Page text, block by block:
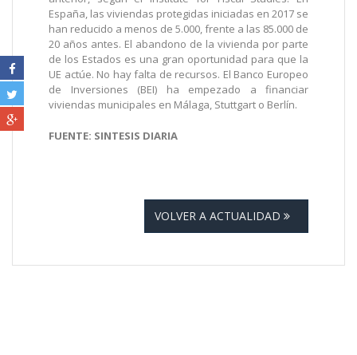
España, las viviendas protegidas iniciadas en 2017 se
han reducido a menos de 5.000, frente a las 85.000 de
20 años antes. El abandono de la vivienda por parte
de los Estados es una gran oportunidad para que la
UE actúe. No hay falta de recursos. El Banco Europeo
de Inversiones (BEI) ha empezado a financiar
viviendas municipales en Málaga, Stuttgart o Berlín.
FUENTE: SINTESIS DIARIA
VOLVER A ACTUALIDAD